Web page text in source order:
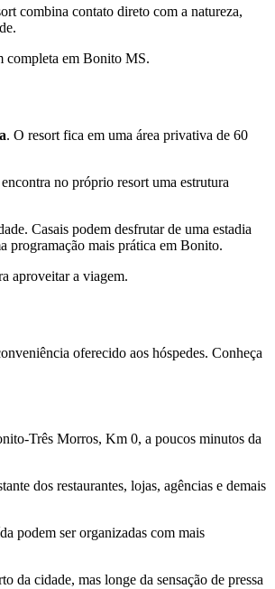
combina contato direto com a natureza,
completa em Bonito MS.
. O resort fica em uma área privativa de 60
no próprio resort uma estrutura
Casais podem desfrutar de uma estadia
programação mais prática em Bonito.
aproveitar a viagem.
oferecido aos hóspedes. Conheça
Três Morros, Km 0, a poucos minutos da
dos restaurantes, lojas, agências e demais
podem ser organizadas com mais
da cidade, mas longe da sensação de pressa